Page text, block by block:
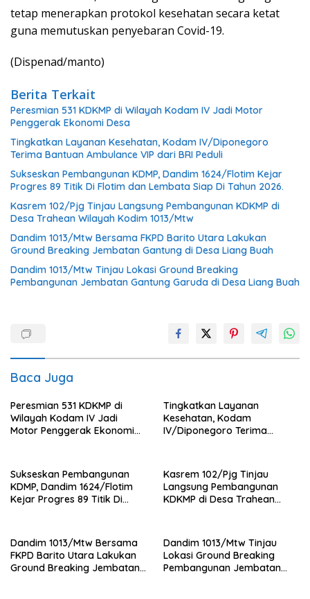
tetap menerapkan protokol kesehatan secara ketat
guna memutuskan penyebaran Covid-19.
(Dispenad/manto)
Berita Terkait
Peresmian 531 KDKMP di Wilayah Kodam IV Jadi Motor
Penggerak Ekonomi Desa
Tingkatkan Layanan Kesehatan, Kodam IV/Diponegoro
Terima Bantuan Ambulance VIP dari BRI Peduli
Sukseskan Pembangunan KDMP, Dandim 1624/Flotim Kejar
Progres 89 Titik Di Flotim dan Lembata Siap Di Tahun 2026.
Kasrem 102/Pjg Tinjau Langsung Pembangunan KDKMP di
Desa Trahean Wilayah Kodim 1013/Mtw
Dandim 1013/Mtw Bersama FKPD Barito Utara Lakukan
Ground Breaking Jembatan Gantung di Desa Liang Buah
Dandim 1013/Mtw Tinjau Lokasi Ground Breaking
Pembangunan Jembatan Gantung Garuda di Desa Liang Buah
Baca Juga
Peresmian 531 KDKMP di
Wilayah Kodam IV Jadi
Motor Penggerak Ekonomi
Tingkatkan Layanan
Kesehatan, Kodam
IV/Diponegoro Terima
Sukseskan Pembangunan
KDMP, Dandim 1624/Flotim
Kejar Progres 89 Titik Di
Kasrem 102/Pjg Tinjau
Langsung Pembangunan
KDKMP di Desa Trahean
Dandim 1013/Mtw Bersama
FKPD Barito Utara Lakukan
Ground Breaking Jembatan
Dandim 1013/Mtw Tinjau
Lokasi Ground Breaking
Pembangunan Jembatan